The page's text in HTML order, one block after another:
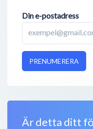
Din e-postadress
PRENUMERERA
Är detta ditt